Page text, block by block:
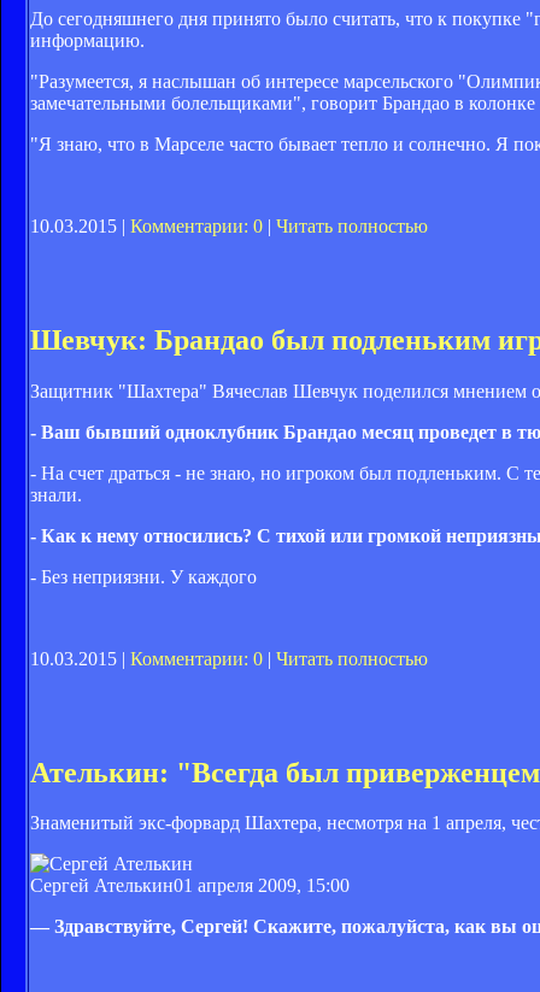
До сегодняшнего дня принято было считать, что к покупке
информацию.
"Разумеется, я наслышан об интересе марсельского
замечательными болельщиками", говорит Брандао в колонке
"Я знаю, что в Марселе часто бывает тепло и солнечно. Я
10.03.2015 | Комментарии: 0 | Читать полностью
Шевчук: Брандао был подленьким
Защитник "Шахтера" Вячеслав Шевчук поделился мнением
- Ваш бывший одноклубник Брандао месяц проведет в
- На счет драться - не знаю, но игроком был подленьким. С
знали.
- Как к нему относились? С тихой или громкой
- Без неприязни. У каждого
10.03.2015 | Комментарии: 0 | Читать полностью
Ателькин: "Всегда был
Знаменитый экс-форвард Шахтера, несмотря на 1 апреля,
Сергей Ателькин01 апреля 2009, 15:00
— Здравствуйте, Сергей! Скажите, пожалуйста, как вы